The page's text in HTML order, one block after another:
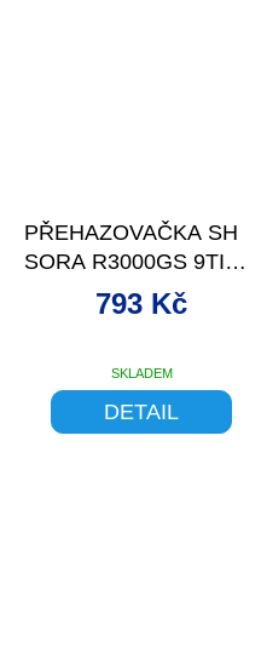
PŘEHAZOVAČKA SH
SORA R3000GS 9TI
RYCHL. STŘ.RAMÉN
SKLADEM
793 Kč
DETAIL